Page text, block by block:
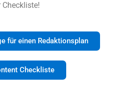
für einen Redaktionsplan
Checkliste